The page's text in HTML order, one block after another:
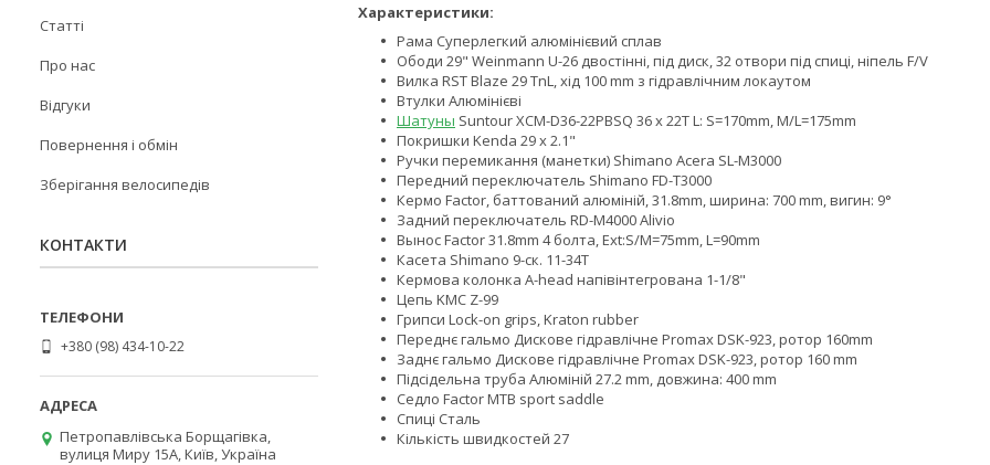
Характеристики:
Рама Суперлегкий алюмінієвий сплав
Ободи 29" Weinmann U-26 двостінні, під диск, 32 отвори під спиці, ніпель F/V
Вилка RST Blaze 29 TnL, хід 100 mm з гідравлічним локаутом
Втулки Алюмінієві
Шатуны Suntour XCM-D36-22PBSQ 36 x 22T L: S=170mm, M/L=175mm
Покришки Kenda 29 x 2.1"
Ручки перемикання (манетки) Shimano Acera SL-M3000
Передний переключатель Shimano FD-T3000
Кермо Factor, баттований алюміній, 31.8mm, ширина: 700 mm, вигин: 9°
Задний переключатель RD-M4000 Alivio
Вынос Factor 31.8mm 4 болта, Ext:S/M=75mm, L=90mm
Касета Shimano 9-ск. 11-34T
Кермова колонка A-head напівінтегрована 1-1/8"
Цепь KMC Z-99
Грипси Lock-on grips, Kraton rubber
Переднє гальмо Дискове гідравлічне Promax DSK-923, ротор 160mm
Заднє гальмо Дискове гідравлічне Promax DSK-923, ротор 160 mm
Підсідельна труба Алюміній 27.2 mm, довжина: 400 mm
Седло Factor MTB sport saddle
Спиці Сталь
Кількість швидкостей 27
Статті
Про нас
Відгуки
Повернення і обмін
Зберігання велосипедів
КОНТАКТИ
+380 (98) 434-10-22
Петропавлівська Борщагівка,
вулиця Миру 15А, Київ, Україна